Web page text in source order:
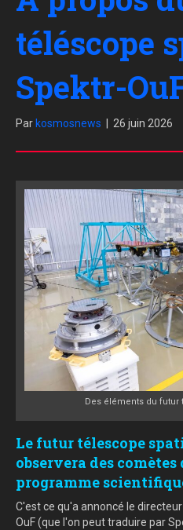
téléscope
Spektr-
Par kosmosnews 26 juin 2026
Des éléments du futur
Le futur télescope
observera des
programme
C'est ce qu'a annoncé le
OuF (que l'on peut traduire par